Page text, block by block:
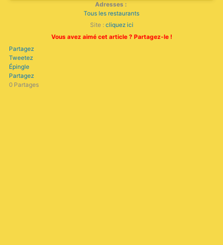
Adresses :
Tous les restaurants
Site : cliquez ici
Vous avez aimé cet article ? Partagez-le !
Partagez
Tweetez
Épingle
Partagez
0 Partages